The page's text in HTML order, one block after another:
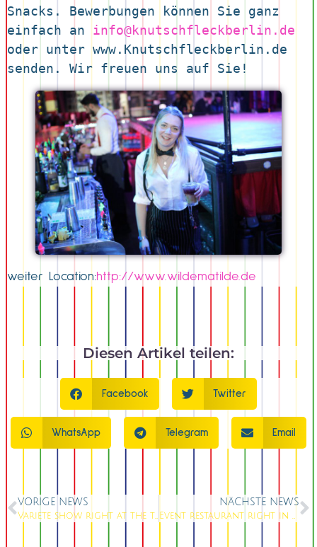
Snacks. Bewerbungen können Sie ganz
einfach an info@knutschfleckberlin.de
oder unter www.Knutschfleckberlin.de
senden. Wir freuen uns auf Sie!
weiter Location:http://www.wildematilde.de
Diesen Artikel teilen:
Facebook Twitter
WhatsApp Telegram Email
VORIGE NEWS
Variete show right at the tv tower
NÄCHSTE NEWS
Event restaurant right in Berlin